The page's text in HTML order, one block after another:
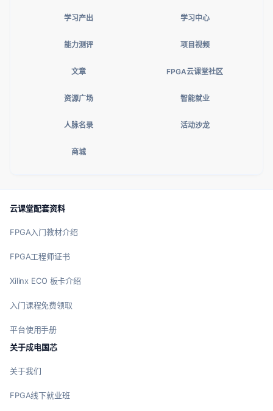
学习产出 学习中心
能力测评 项目视频
文章 FPGA云课堂社区
资源广场 智能就业
人脉名录 活动沙龙
商城
云课堂配套资料
FPGA入门教材介绍
FPGA工程师证书
Xilinx ECO 板卡介绍
入门课程免费领取
平台使用手册
关于成电国芯
关于我们
FPGA线下就业班